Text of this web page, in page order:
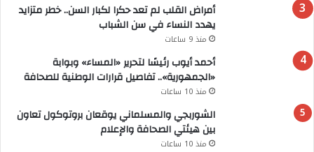
أمراض القلب لم تعد حكرا لكبار السن.. خطر متزايد
يهدد النساء في سن الشباب
منذ 9 ساعات
أحمد أيوب رئيسًا لتحرير «المساء» وبوابة
«الجمهورية».. تفاصيل قرارات الوطنية للصحافة
منذ 10 ساعات
الشوربجي والمسلماني يوقعان بروتوكول تعاون
بين هيئتي الصحافة والإعلام
منذ 10 ساعات